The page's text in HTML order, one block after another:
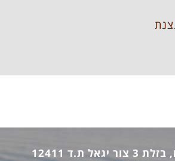
ק.א שוקולד בע"מ, בזלת 3 צור יגאל ת.ד 12411